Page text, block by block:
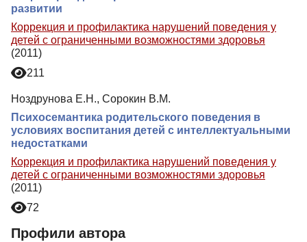
развитии
Коррекция и профилактика нарушений поведения у
детей с ограниченными возможностями здоровья
(2011)
211
Ноздрунова Е.Н., Сорокин В.М.
Психосемантика родительского поведения в
условиях воспитания детей с интеллектуальными
недостатками
Коррекция и профилактика нарушений поведения у
детей с ограниченными возможностями здоровья
(2011)
72
Профили автора